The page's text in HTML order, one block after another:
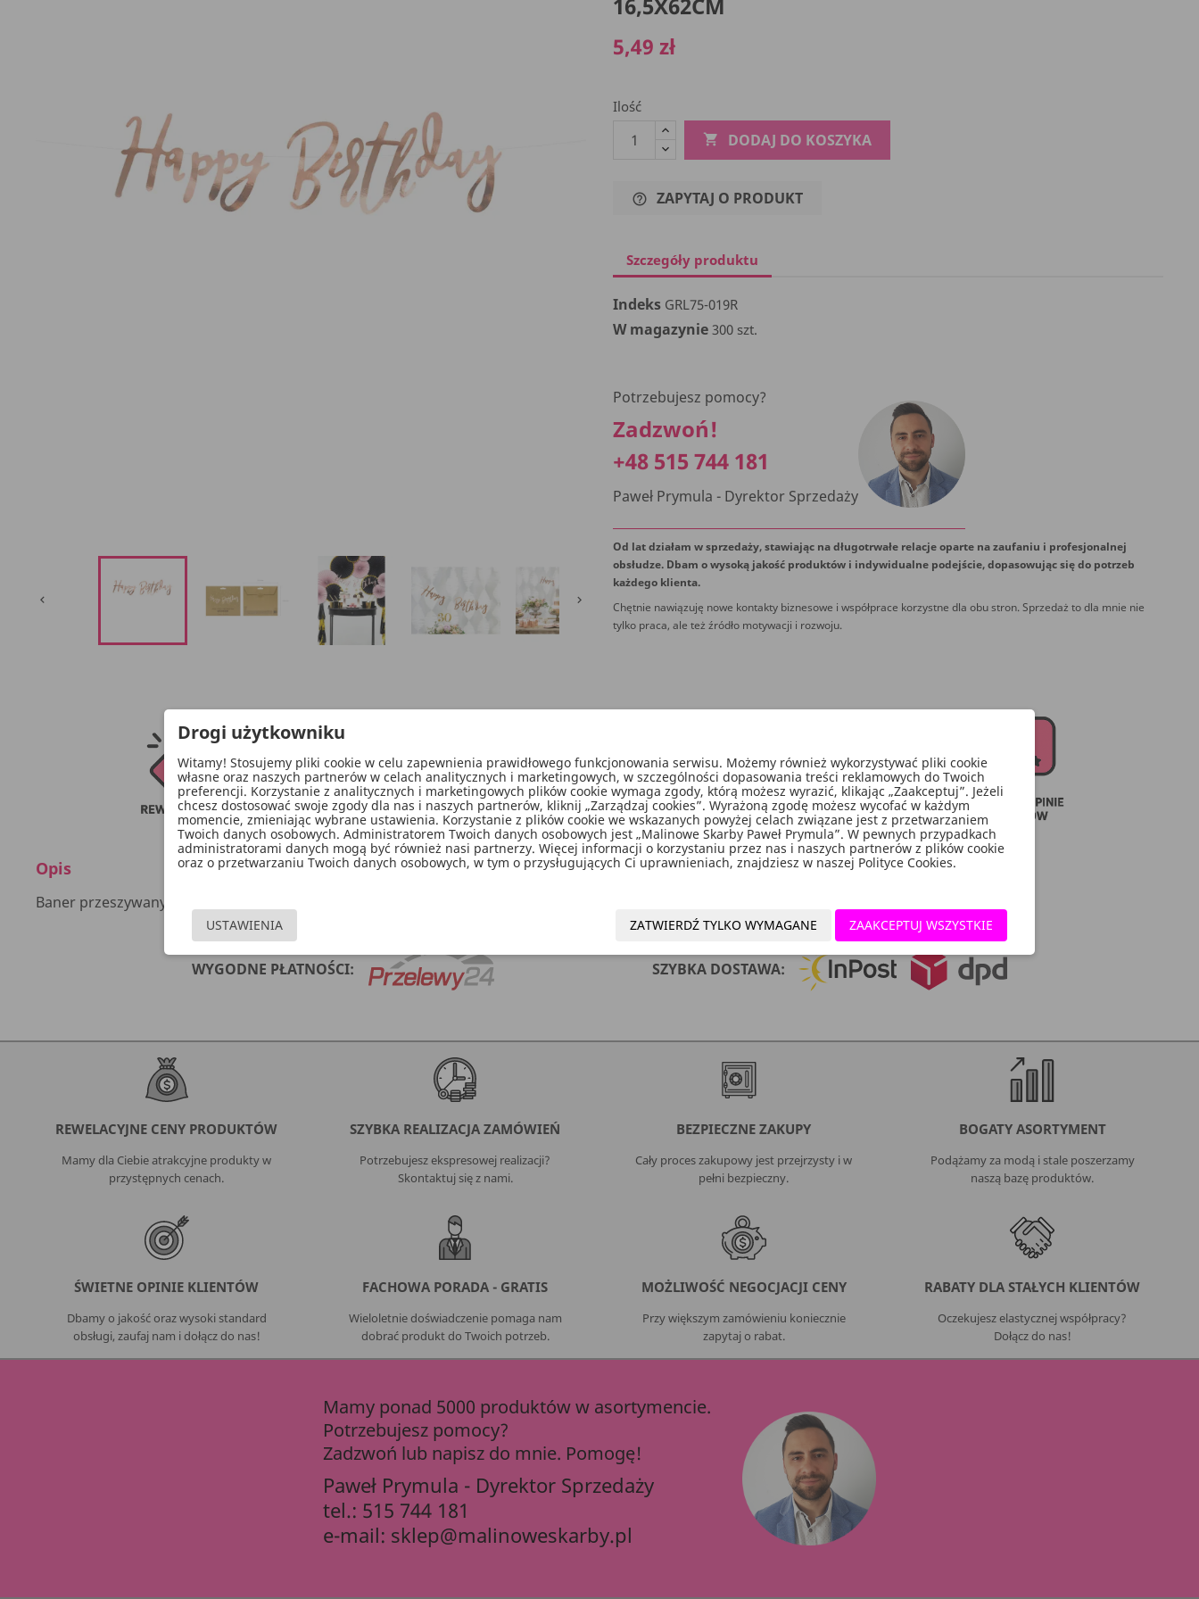
 
16,5X62CM
5,49 zł
Ilość
 DODAJ DO KOSZYKA
help_outline ZAPYTAJ O PRODUKT
Szczegóły produktu
Indeks GRL75-019R
W magazynie 300 szt.
Potrzebujesz pomocy?
Zadzwoń!
+48 515 744 181
Paweł Prymula - Dyrektor Sprzedaży
Od lat działam w sprzedaży, stawiając na długotrwałe relacje oparte na zaufaniu i profesjonalnej
obsłudze. Dbam o wysoką jakość produktów i indywidualne podejście, dopasowując się do potrzeb
każdego klienta.
Chętnie nawiązuję nowe kontakty biznesowe i współprace korzystne dla obu stron. Sprzedaż to dla mnie nie
tylko praca, ale też źródło motywacji i rozwoju.
Opis
Baner przeszywany Happy Birthday, wykonany z papieru lustrzanego w kolorze różowego złota, wymiary: wysokość ok 16,5 cm, długość ok. 62 cm.
WYGODNE PŁATNOŚCI: SZYBKA DOSTAWA:
REWELACYJNE CENY PRODUKTÓW
Mamy dla Ciebie atrakcyjne produkty w
przystępnych cenach.
SZYBKA REALIZACJA ZAMÓWIEŃ
Potrzebujesz ekspresowej realizacji?
Skontaktuj się z nami.
BEZPIECZNE ZAKUPY
Cały proces zakupowy jest przejrzysty i w
pełni bezpieczny.
BOGATY ASORTYMENT
Podążamy za modą i stale poszerzamy
naszą bazę produktów.
ŚWIETNE OPINIE KLIENTÓW
Dbamy o jakość oraz wysoki standard
obsługi, zaufaj nam i dołącz do nas!
FACHOWA PORADA - GRATIS
Wieloletnie doświadczenie pomaga nam
dobrać produkt do Twoich potrzeb.
MOŻLIWOŚĆ NEGOCJACJI CENY
Przy większym zamówieniu koniecznie
zapytaj o rabat.
RABATY DLA STAŁYCH KLIENTÓW
Oczekujesz elastycznej współpracy?
Dołącz do nas!
Mamy ponad 5000 produktów w asortymencie.
Potrzebujesz pomocy?
Zadzwoń lub napisz do mnie. Pomogę!
Paweł Prymula - Dyrektor Sprzedaży
tel.: 515 744 181
e-mail: sklep@malinoweskarby.pl
Drogi użytkowniku
Witamy! Stosujemy pliki cookie w celu zapewnienia prawidłowego funkcjonowania serwisu. Możemy również wykorzystywać pliki cookie
własne oraz naszych partnerów w celach analitycznych i marketingowych, w szczególności dopasowania treści reklamowych do Twoich
preferencji. Korzystanie z analitycznych i marketingowych plików cookie wymaga zgody, którą możesz wyrazić, klikając „Zaakceptuj”. Jeżeli
chcesz dostosować swoje zgody dla nas i naszych partnerów, kliknij „Zarządzaj cookies”. Wyrażoną zgodę możesz wycofać w każdym
momencie, zmieniając wybrane ustawienia. Korzystanie z plików cookie we wskazanych powyżej celach związane jest z przetwarzaniem
Twoich danych osobowych. Administratorem Twoich danych osobowych jest „Malinowe Skarby Paweł Prymula”. W pewnych przypadkach
administratorami danych mogą być również nasi partnerzy. Więcej informacji o korzystaniu przez nas i naszych partnerów z plików cookie
oraz o przetwarzaniu Twoich danych osobowych, w tym o przysługujących Ci uprawnieniach, znajdziesz w naszej Polityce Cookies.
USTAWIENIA ZAAKCEPTUJ WSZYSTKIE
ZATWIERDŹ TYLKO WYMAGANE